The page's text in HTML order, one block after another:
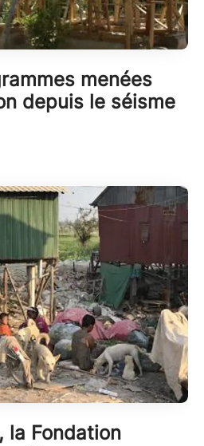
menées
depuis le séisme
la Fondation